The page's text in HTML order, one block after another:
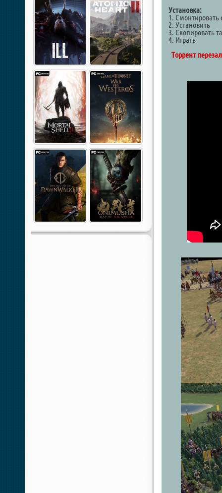
Установка:
1. Смонтировать
2. Установить
3. Скопировать
4. Играть
Торрент